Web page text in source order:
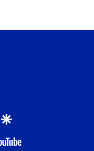
google
youtube-